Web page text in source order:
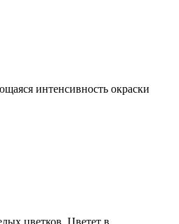
интенсивность окраски